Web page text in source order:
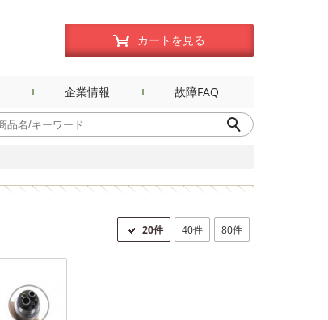
カートを見る
企業情報 故障FAQ
20件 40件 80件